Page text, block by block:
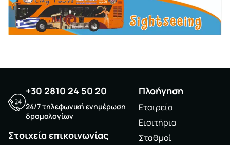
+30 2810 24 50 20
24/7 τηλεφωνική ενημέρωση
δρομολογίων
Στοιχεία επικοινωνίας
Πλοήγηση
Εταιρεία
Εισιτήρια
Σταθμοί